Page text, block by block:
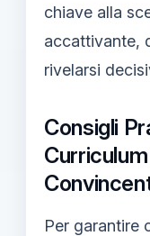
chiave alla
accattivante,
rivelarsi
Consigli
Per garantire